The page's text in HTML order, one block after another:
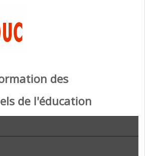
des
de l'éducation